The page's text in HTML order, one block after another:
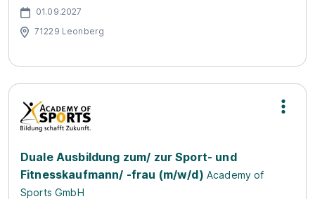
01.09.2027
71229 Leonberg
Duale Ausbildung zum/ zur Sport- und
Fitnesskaufmann/ -frau (m/w/d) Academy of
Sports GmbH